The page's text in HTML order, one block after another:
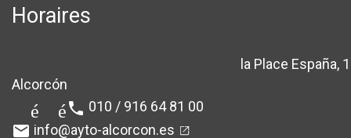
Horaires
la Place España, 1
Alcorcón
téléphone 010 / 916 64 81 00
email info@ayto-alcorcon.es